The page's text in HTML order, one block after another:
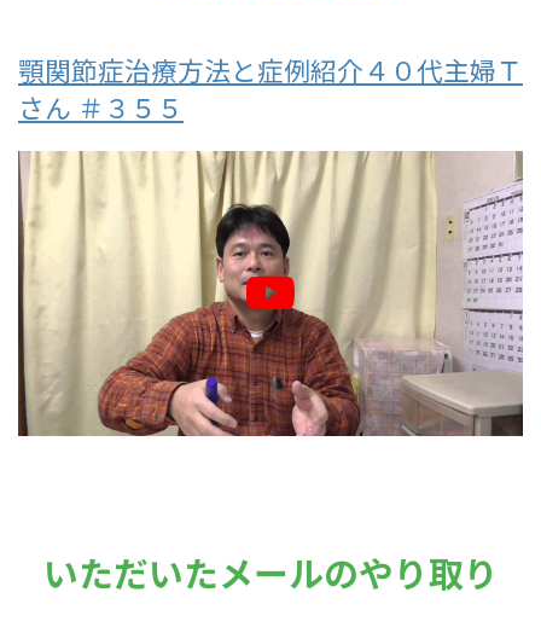
顎関節症治療方法と症例紹介４０代主婦Ｔ
さん ＃３５５
いただいたメールのやり取り